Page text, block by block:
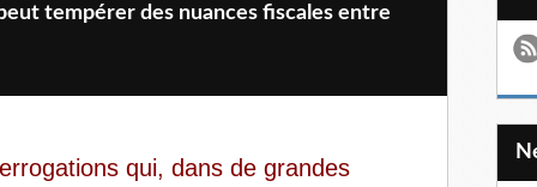
tempérer des nuances fiscales entre
qui, dans de grandes